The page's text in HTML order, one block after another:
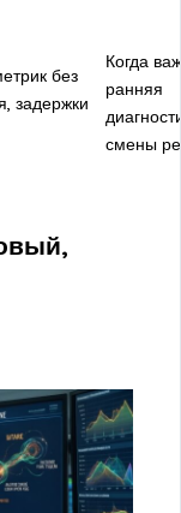
без
задержки
Когда
ранняя
смены